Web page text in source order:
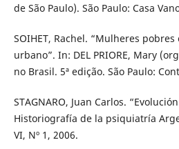
de São Paulo). São Paulo: Casa
SOIHET, Rachel. “Mulheres
urbano”. In: DEL PRIORE, Mary
no Brasil. 5ª edição. São Paulo:
STAGNARO, Juan Carlos.
Historiografía de la psiquiatría
VI, Nº 1, 2006.